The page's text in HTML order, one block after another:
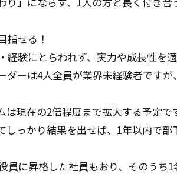
指せる！
験にとらわれず、実力や成長性を
ダーは4人全員が業界未経験者です
現在の2倍程度まで拡大する予定で
っかり結果を出せば、1年以内で部
員に昇格した社員もおり、そのうち1